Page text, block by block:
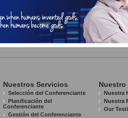
Nuestros Servicios
Selección del Conferenciante
Planificación del
Conferenciante
Gestión del Conferenciante
Nuestra
Nuestra
Our